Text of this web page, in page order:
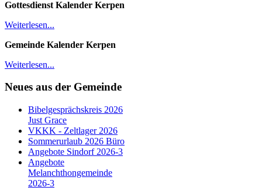
Gottesdienst Kalender Kerpen
Weiterlesen...
Gemeinde Kalender Kerpen
Weiterlesen...
Neues aus der Gemeinde
Bibelgesprächskreis 2026
Just Grace
VKKK - Zeltlager 2026
Sommerurlaub 2026 Büro
Angebote Sindorf 2026-3
Angebote
Melanchthongemeinde
2026-3